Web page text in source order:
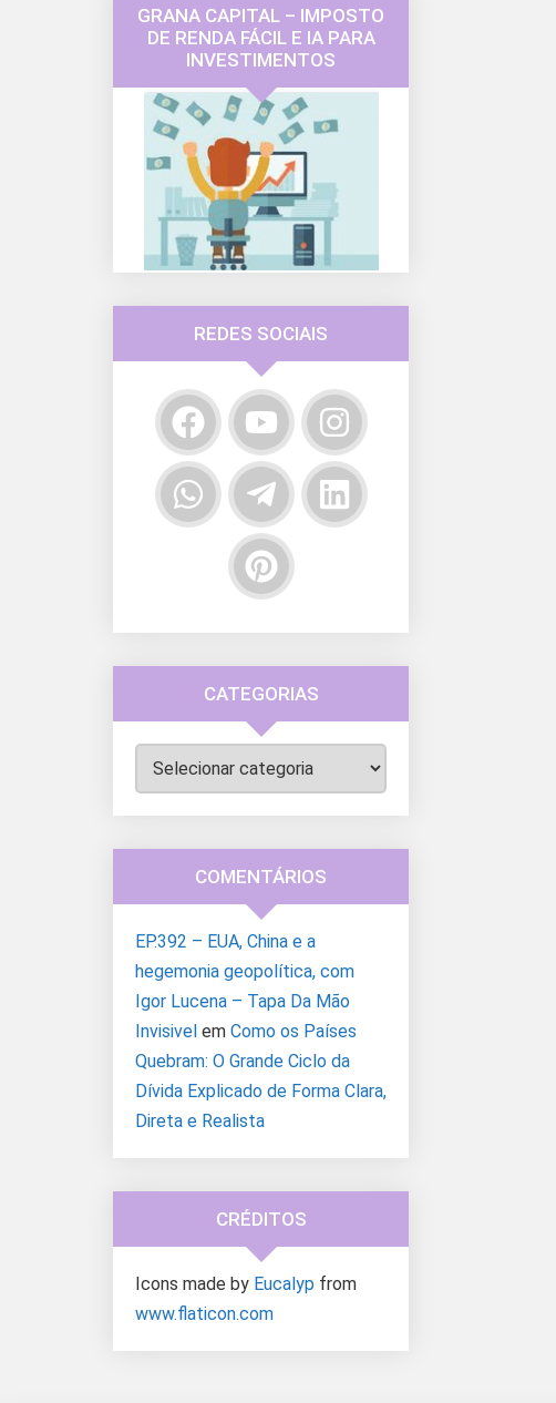
GRANA CAPITAL – IMPOSTO
DE RENDA FÁCIL E IA PARA
INVESTIMENTOS
REDES SOCIAIS
CATEGORIAS
Categorias
COMENTÁRIOS
EP.392 – EUA, China e a
hegemonia geopolítica, com
Igor Lucena – Tapa Da Mão
Invisivel em Como os Países
Quebram: O Grande Ciclo da
Dívida Explicado de Forma Clara,
Direta e Realista
CRÉDITOS
Icons made by Eucalyp from
www.flaticon.com